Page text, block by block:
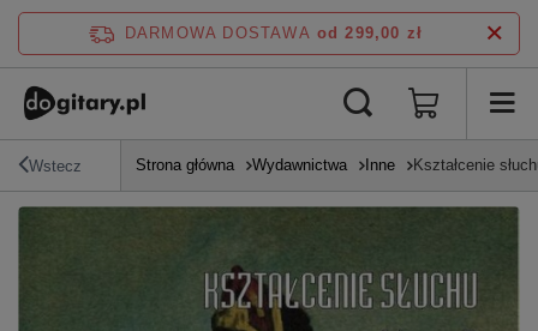
DARMOWA DOSTAWA od 299,00 zł
Wstecz Strona główna Wydawnictwa Inne Kształcenie